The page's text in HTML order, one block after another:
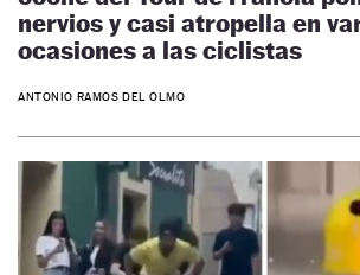
nervios y casi atropella en
ocasiones a las ciclistas
ANTONIO RAMOS DEL OLMO